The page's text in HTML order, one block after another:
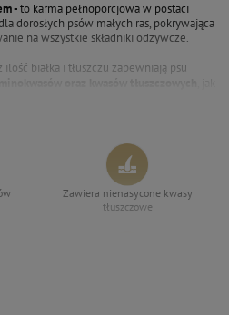
-to karma pełnoporcjowa w postaci
dorosłych psów małych ras, pokrywająca
na wszystkie składniki odżywcze.
białka i tłuszczu zapewniają psu
uwzględnieniem odpowiedniego
Wspiera to prawidłową pracę
doborowi surowców karma
Zawiera nienasycone kwasy
tłuszczowe